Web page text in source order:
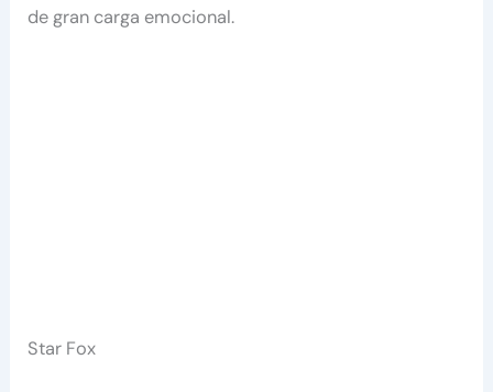
de gran carga emocional.
Star Fox